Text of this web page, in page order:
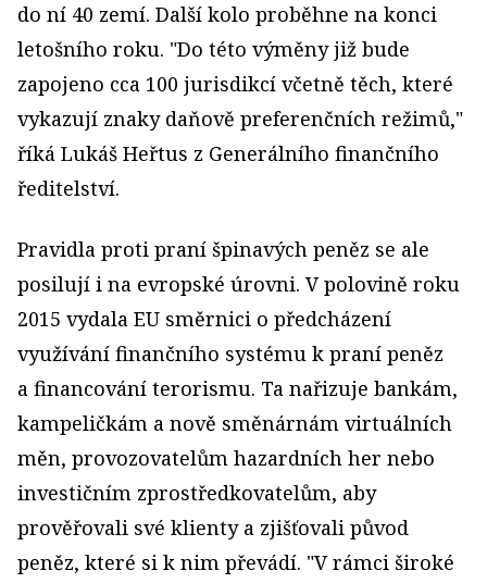
do ní 40 zemí. Další kolo proběhne na konci
letošního roku. "Do této výměny již bude
zapojeno cca 100 jurisdikcí včetně těch, které
vykazují znaky daňově preferenčních režimů,"
říká Lukáš Heřtus z Generálního finančního
ředitelství.
Pravidla proti praní špinavých peněz se ale
posilují i na evropské úrovni. V polovině roku
2015 vydala EU směrnici o předcházení
využívání finančního systému k praní peněz
a financování terorismu. Ta nařizuje bankám,
kampeličkám a nově směnárnám virtuálních
měn, provozovatelům hazardních her nebo
investičním zprostředkovatelům, aby
prověřovali své klienty a zjišťovali původ
peněz, které si k nim převádí. "V rámci široké